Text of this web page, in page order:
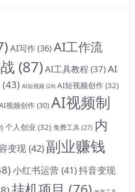
AI写作(36)AI工作流
(87)AI工具教程 (37)AI
(43) AI短视频 (24) AI短视频创作 (32)
视频创作 (30) AI视频制
个人创业 (32) 免费工具(27) 内
变现 (42) 副业赚钱
小红书运营 (41)抖音变现